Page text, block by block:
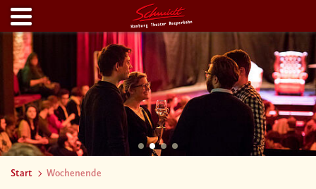
Start Wochenende